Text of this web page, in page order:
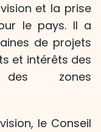
et la prise
le pays. Il a
de projets
et intérêts des
des zones
le Conseil